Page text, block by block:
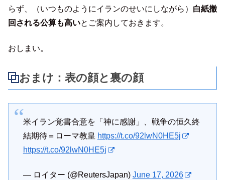
らず、（いつものようにイランのせいにしながら） 白紙撤
回される公算も高いとご案内しておきます。
おしまい。
おまけ：表の顔と裏の顔
米イラン覚書合意を「神に感謝」、戦争の恒久終
結期待＝ローマ教皇 https://t.co/92lwN0HE5j
https://t.co/92lwN0HE5j
— ロイター (@ReutersJapan) June 17, 2026